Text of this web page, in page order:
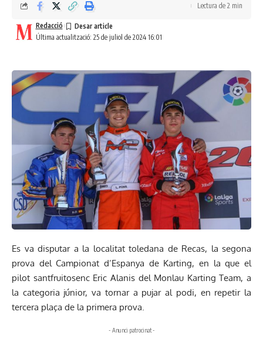
Última actualització: 25 de juliol de 2024 16:01
Redacció
Lectura de 2 min
Es va disputar a la localitat toledana de Recas, la segona
prova del Campionat d’Espanya de Karting, en la que el
pilot santfruitosenc Eric Alanis del Monlau Karting Team, a
la categoria júnior, va tornar a pujar al podi, en repetir la
tercera plaça de la primera prova.
- Anunci patrocinat -